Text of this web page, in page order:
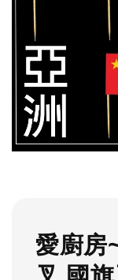
愛廚房